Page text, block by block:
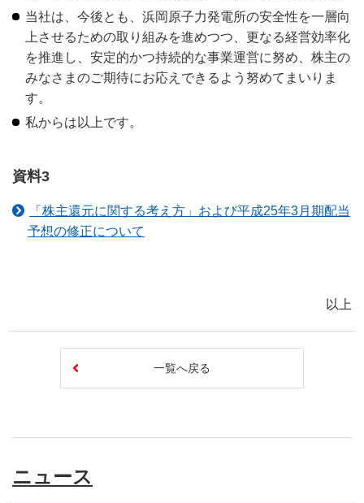
当社は、今後とも、浜岡原子力発電所の安全性を一層向
上させるための取り組みを進めつつ、更なる経営効率化
を推進し、安定的かつ持続的な事業運営に努め、株主の
みなさまのご期待にお応えできるよう努めてまいりま
す。
私からは以上です。
資料3
「株主還元に関する考え方」および平成25年3月期配当
予想の修正について
以上
一覧へ戻る
ニュース